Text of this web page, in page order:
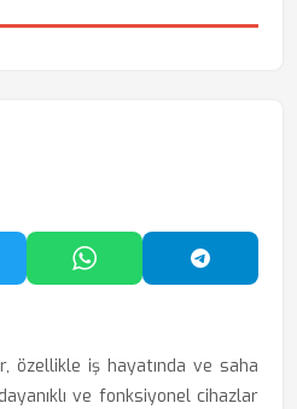
Paylaş
WhatsApp'ta Paylaş
özellikle iş hayatında ve saha
ve fonksiyonel cihazlar